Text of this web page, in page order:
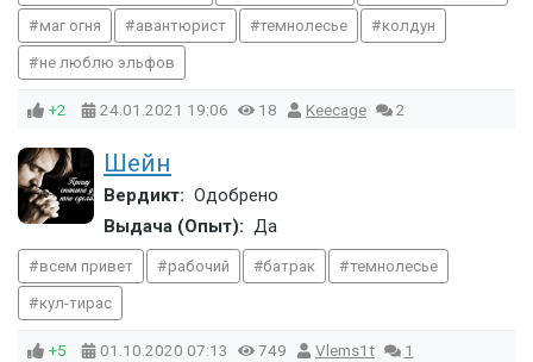
маг огня авантюрист темнолесье колдун
не люблю эльфов
+2 24.01.2021 19:06 18 Keecage 2
Шейн
Вердикт: Одобрено
Выдача (Опыт): Да
всем привет рабочий батрак темнолесье
кул-тирас
+5 01.10.2020 07:13 749 Vlems1t 1